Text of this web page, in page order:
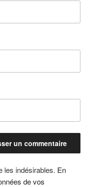
les indésirables. En
de vos